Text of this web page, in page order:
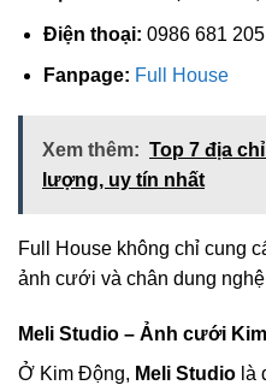
Điện thoại: 0986 681 205
Fanpage: Full House
Xem thêm: Top 7 địa
lượng, uy tín nhất
Full House không chỉ cung
ảnh cưới và chân dung
Meli Studio – Ảnh cưới
Ở Kim Động, Meli Studio là